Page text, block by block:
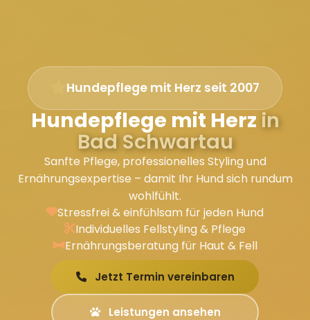
Hundepflege mit Herz seit 2007
Hundepflege mit Herz in
Bad Schwartau
Sanfte Pflege, professionelles Styling und
Ernährungsexpertise – damit Ihr Hund sich rundum
wohlfühlt.
Stressfrei & einfühlsam für jeden Hund
Individuelles Fellstyling & Pflege
Ernährungsberatung für Haut & Fell
Jetzt Termin vereinbaren
Leistungen ansehen